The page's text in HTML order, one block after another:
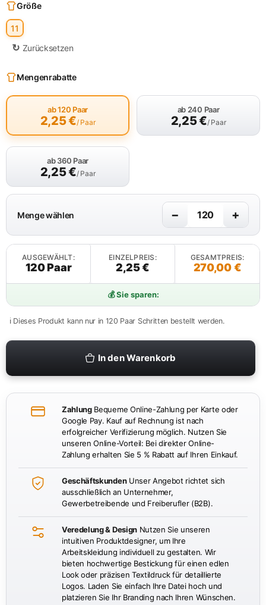
Größe
11
Zurücksetzen
Mengenrabatte
ab 120 Paar
2,25€/ Paar
ab 240 Paar
2,25€/ Paar
ab 360 Paar
2,25€/ Paar
Menge wählen − +
AUSGEWÄHLT:
120 Paar
EINZELPREIS:
2,25 €
GESAMTPREIS:
270,00 €
💰 Sie sparen:
ℹ️ Dieses Produkt kann nur in 120 Paar Schritten bestellt werden.
In den Warenkorb
ZahlungBequeme Online-Zahlung per Karte oder
Google Pay. Kauf auf Rechnung ist nach
erfolgreicher Verifizierung möglich. Nutzen Sie
unseren Online-Vorteil: Bei direkter Online-
Zahlung erhalten Sie 5 % Rabatt auf Ihren Einkauf.
GeschäftskundenUnser Angebot richtet sich
ausschließlich an Unternehmer,
Gewerbetreibende und Freiberufler (B2B).
Veredelung & DesignNutzen Sie unseren
intuitiven Produktdesigner, um Ihre
Arbeitskleidung individuell zu gestalten. Wir
bieten hochwertige Bestickung für einen edlen
Look oder präzisen Textildruck für detaillierte
Logos. Laden Sie einfach Ihre Datei hoch und
platzieren Sie Ihr Branding nach Ihren Wünschen.